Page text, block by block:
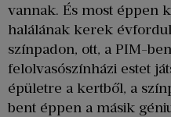
vannak. És most éppen
halálának kerek
színpadon, ott, a PIM-
felolvasószínházi estet
épületre a kertből, a
bent éppen a másik